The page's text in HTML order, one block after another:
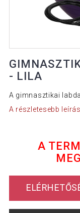
- LILA
A gimnasztikai
A részletesebb
A